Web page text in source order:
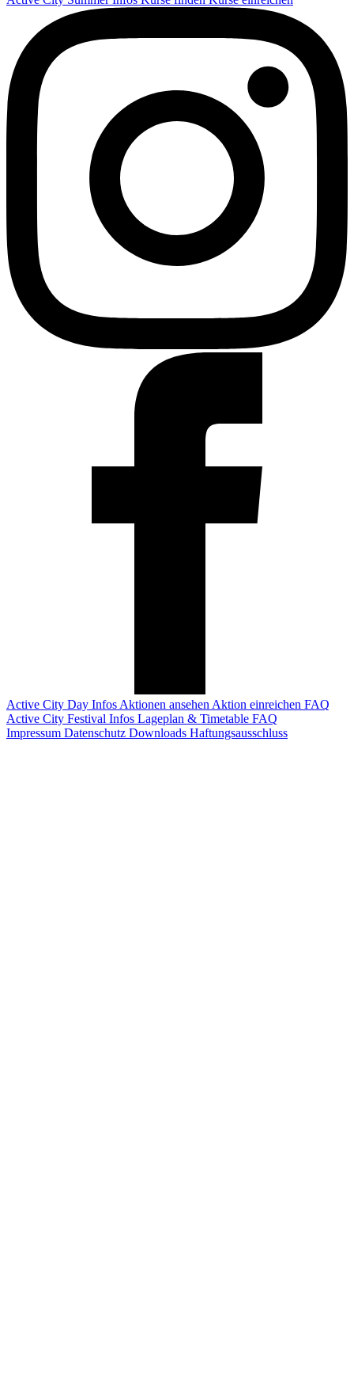
Active City Day InfosAktionen ansehenAktion einreichen FAQ
Active City Festival Infos Lageplan & Timetable FAQ
Impressum Datenschutz Downloads Haftungsausschluss